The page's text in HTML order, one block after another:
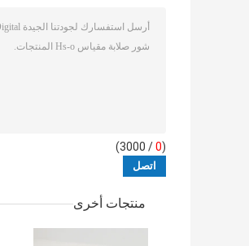
(
0
/ 3000)
منتجات أخرى